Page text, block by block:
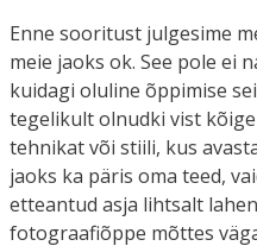
Enne sooritust julgesime
meie jaoks ok. See pole ei
kuidagi oluline õppimise
tegelikult olnudki vist
tehnikat või stiili, kus
jaoks ka päris oma teed,
etteantud asja lihtsalt
fotograafiõppe mõttes